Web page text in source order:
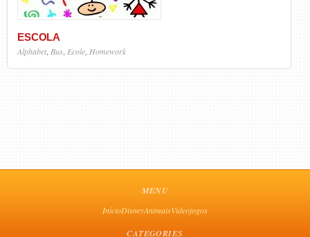
ESCOLA
Alphabet Bus Ecole Homework
MENU
InícioDisneyAnimaisVideojogos
CATEGORIES